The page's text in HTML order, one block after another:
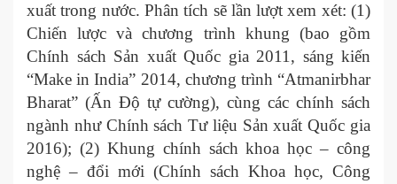
xuất trong nước. Phân tích sẽ lần lượt xem xét: (1)
Chiến lược và chương trình khung (bao gồm
Chính sách Sản xuất Quốc gia 2011, sáng kiến
“Make in India” 2014, chương trình “Atmanirbhar
Bharat” (Ấn Độ tự cường), cùng các chính sách
ngành như Chính sách Tư liệu Sản xuất Quốc gia
2016); (2) Khung chính sách khoa học – công
nghệ – đổi mới (Chính sách Khoa học, Công